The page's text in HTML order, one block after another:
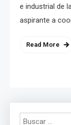
e industrial de
aspirante a
Read More